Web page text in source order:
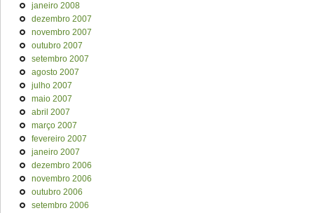
janeiro 2008
dezembro 2007
novembro 2007
outubro 2007
setembro 2007
agosto 2007
julho 2007
maio 2007
abril 2007
março 2007
fevereiro 2007
janeiro 2007
dezembro 2006
novembro 2006
outubro 2006
setembro 2006